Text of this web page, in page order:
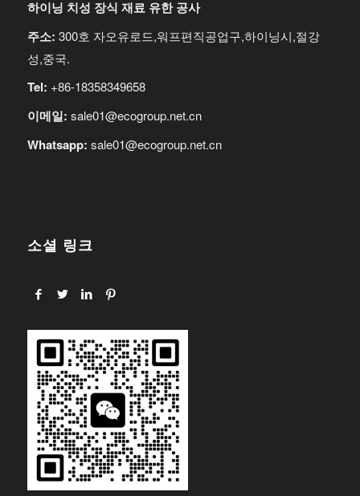
하이닝 치성 장식 재료 유한 공사
주소: 300호 자오유로드,워프편직공업구,하이닝시,절강
성,중국.
Tel: +86-18358349658
이메일: sale01@ecogroup.net.cn
Whatsapp: sale01@ecogroup.net.cn
소셜 링크